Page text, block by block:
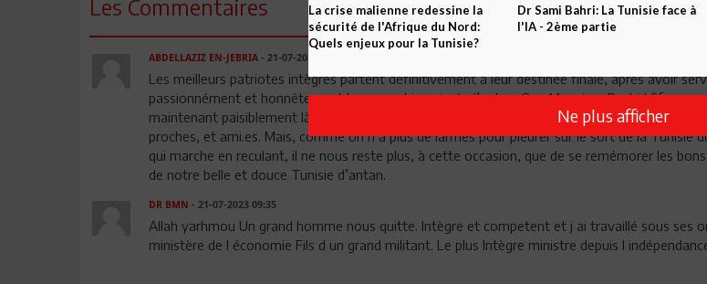
Les Commentaires
ABDELLAZIZ EN-JEBRIA- 21-07-2023 09:21
Les meilleurs patriotes intègres partent définitivement à leur destinée finale, après avoir
passionnément et honnêtement leur pays bien aimé, d’antan. Que Monsieur Rachid Sfar
maintenant paisiblement là où il aurait souhaité. J’adresse mes sincères condoléances à sa
proches, et ami.es. Mais, comme on n’a plus de larmes pour pleurer sur le sort de la Tunisie
qui marche en reculant, il ne nous reste plus, à cette occasion, que de se remémorer les
de notre belle et douce Tunisie d’antan.
DR BMN - 21-07-2023 09:35
Allah yarhmou Un grand homme nous quitte. Intègre et competent et j ai travaillé sous ses
ministère de l économie Fils d un grand militant. Le plus Intègre ministre depuis l
La crise malienne redessine la
sécurité de l'Afrique du Nord:
Quels enjeux pour la Tunisie?
Dr Sami Bahri: La Tunisie face à
l'IA - 2ème partie
Ne plus afficher